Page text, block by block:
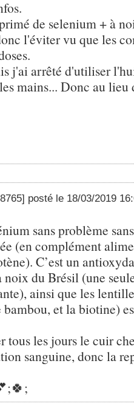
de selenium + à
l'éviter vu que les
j'ai arrêté d'utiliser
mains... Donc au
posté le 18/03/2019
sans problème
(en complément
C’est un
du Brésil (une
ainsi que les
et la biotine)
tous les jours le cuir
sanguine, donc la